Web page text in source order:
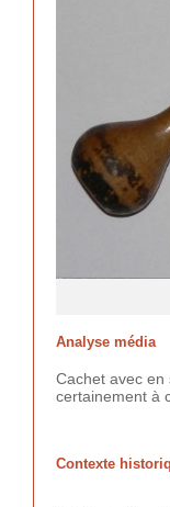
Analyse média
Cachet avec en
certainement à
Contexte